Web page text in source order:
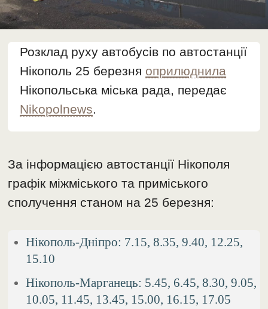
Розклад руху автобусів по автостанції
Нікополь 25 березня оприлюднила
Нікопольська міська рада, передає
Nikopolnews.
За інформацією автостанції Нікополя
графік міжміського та приміського
сполучення станом на 25 березня:
Нікополь-Дніпро: 7.15, 8.35, 9.40, 12.25,
15.10
Нікополь-Марганець: 5.45, 6.45, 8.30, 9.05,
10.05, 11.45, 13.45, 15.00, 16.15, 17.05